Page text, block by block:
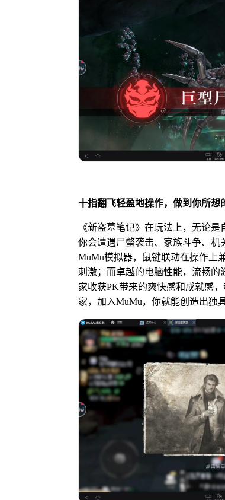
十指翻飞轻盈地操作， 做到你所想
《新盗墓笔记》在玩法上，无论
你会遭遇尸蟞袭击、家族斗争、
MuMu模拟器，鼠键联动在操作上
刺激；而卓越的电脑性能，流畅
家收获PK带来的爽快感和成就感
家，加入MuMu，你就能创造出独